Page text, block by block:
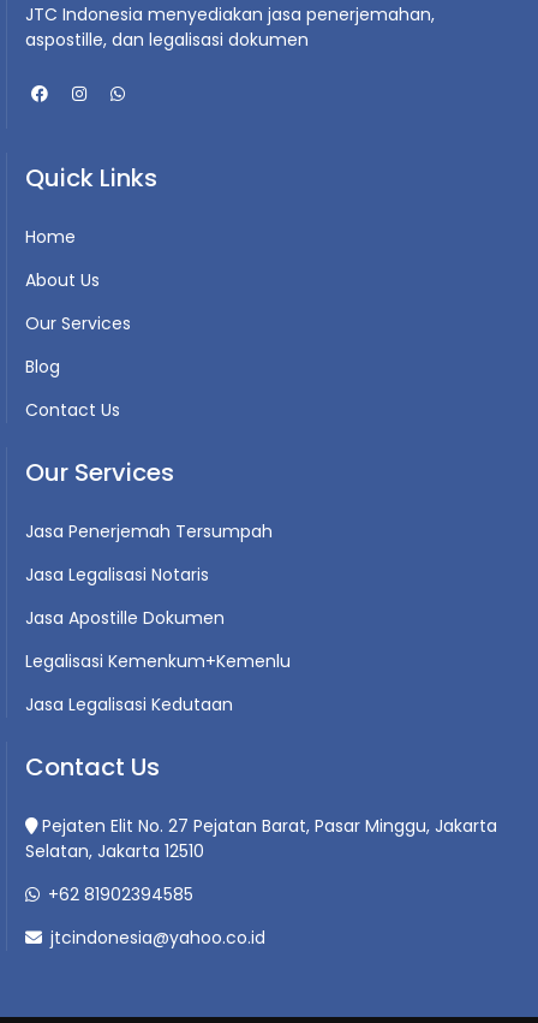
JTC Indonesia menyediakan jasa penerjemahan,
aspostille, dan legalisasi dokumen
Quick Links
Home
About Us
Our Services
Blog
Contact Us
Our Services
Jasa Penerjemah Tersumpah
Jasa Legalisasi Notaris
Jasa Apostille Dokumen
Legalisasi Kemenkum+Kemenlu
Jasa Legalisasi Kedutaan
Contact Us
Pejaten Elit No. 27 Pejatan Barat, Pasar Minggu, Jakarta
Selatan, Jakarta 12510
+62 81902394585
jtcindonesia@yahoo.co.id